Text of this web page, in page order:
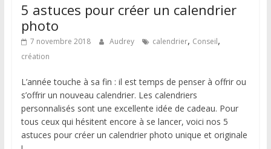
5 astuces pour créer un calendrier
photo
7 novembre 2018 Audrey calendrier, Conseil,
création
L’année touche à sa fin : il est temps de penser à offrir ou
s’offrir un nouveau calendrier. Les calendriers
personnalisés sont une excellente idée de cadeau. Pour
tous ceux qui hésitent encore à se lancer, voici nos 5
astuces pour créer un calendrier photo unique et originale